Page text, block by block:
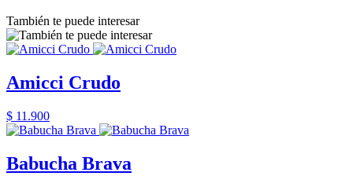
También te puede interesar
Amicci Crudo
$ 11.900
Babucha Brava